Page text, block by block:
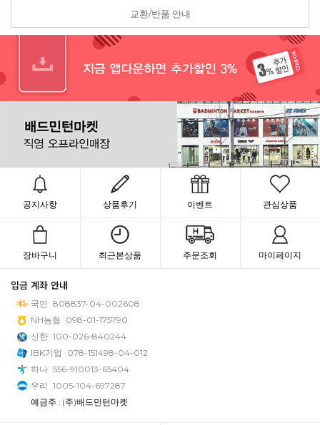
교환/반품 안내
공지사항 상품후기 이벤트 관심상품
장바구니 최근본상품 주문조회 마이페이지
입금 계좌 안내
국민 808837-04-002608
NH농협
098-01-175790
신한 100-026-840244
IBK기업
078-151498-04-012
하나 556-910013-65404
우리 1005-104-697287
예금주 : (주)배드민턴마켓